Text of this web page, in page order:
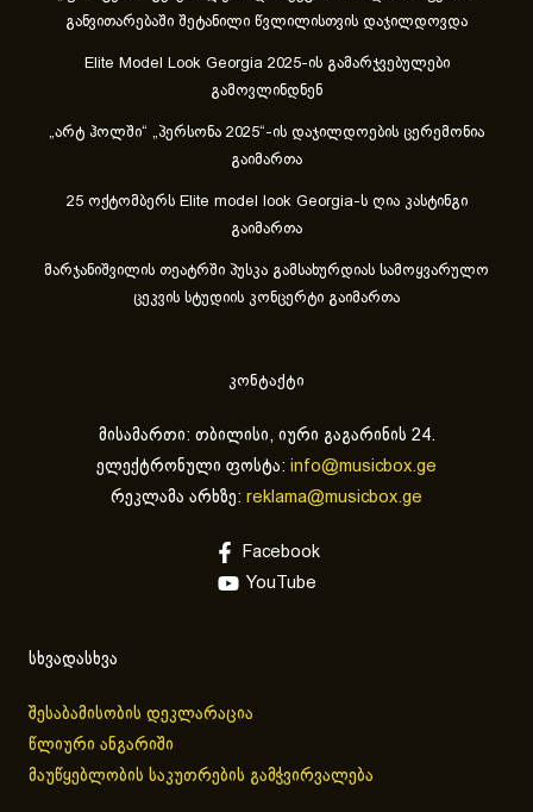
განვითარებაში შეტანილი წვლილისთვის დაჯილდოვდა
Elite Model Look Georgia 2025-ის გამარჯვებულები
გამოვლინდნენ
„არტ ჰოლში“ „პერსონა 2025“-ის დაჯილდოების ცერემონია
გაიმართა
25 ოქტომბერს Elite model look Georgia-ს ღია კასტინგი
გაიმართა
მარჯანიშვილის თეატრში პუსკა გამსახურდიას სამოყვარულო
ცეკვის სტუდიის კონცერტი გაიმართა
კონტაქტი
მისამართი: თბილისი, იური გაგარინის 24.
ელექტრონული ფოსტა: info@musicbox.ge
რეკლამა არხზე: reklama@musicbox.ge
Facebook
YouTube
სხვადასხვა
შესაბამისობის დეკლარაცია
წლიური ანგარიში
მაუწყებლობის საკუთრების გამჭვირვალება